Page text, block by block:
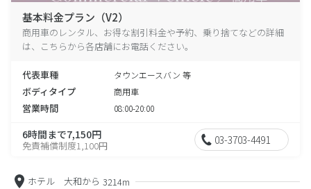
基本料金プラン（V2）
商用車のレンタル、お得な割引料金や予約、乗り捨てなどの詳細
は、こちらから各店舗にお電話ください。
代表車種 タウンエースバン 等
ボディタイプ 商用車
営業時間 08:00-20:00
6時間まで7,150円
免責補償制度1,100円 03-3703-4491
ホテル 大和から 3214m